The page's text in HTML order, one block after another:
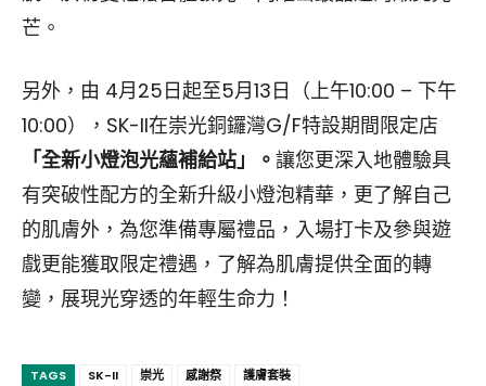
芒。
另外，由 4月25日起至5月13日（上午10:00 – 下午
10:00），SK-II在崇光銅鑼灣G/F特設期間限定店
「全新小燈泡光蘊補給站」。 讓您更深入地體驗具
有突破性配方的全新升級小燈泡精華，更了解自己
的肌膚外，為您準備專屬禮品，入場打卡及參與遊
戲更能獲取限定禮遇，了解為肌膚提供全面的轉
變，展現光穿透的年輕生命力！
TAGS SK-II 崇光 感謝祭 護膚套裝